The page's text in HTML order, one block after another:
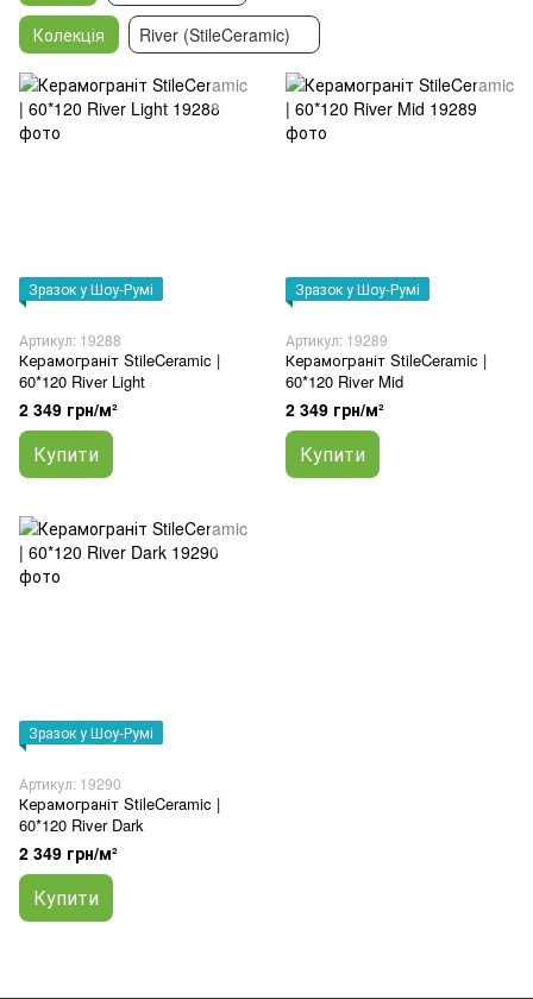
Колекція
River (StileCeramic)
Зразок у Шоу-Румі
Артикул: 19288
Керамограніт StileCeramic |
60*120 River Light
2 349 грн/м²
Купити
Зразок у Шоу-Румі
Артикул: 19289
Керамограніт StileCeramic |
60*120 River Mid
2 349 грн/м²
Купити
Зразок у Шоу-Румі
Артикул: 19290
Керамограніт StileCeramic |
60*120 River Dark
2 349 грн/м²
Купити